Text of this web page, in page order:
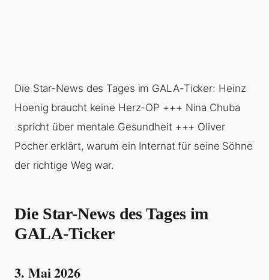
Die Star-News des Tages im GALA-Ticker: Heinz
Hoenig braucht keine Herz-OP +++ Nina Chuba
spricht über mentale Gesundheit +++ Oliver
Pocher erklärt, warum ein Internat für seine Söhne
der richtige Weg war.
Die Star-News des Tages im
GALA-Ticker
3. Mai 2026